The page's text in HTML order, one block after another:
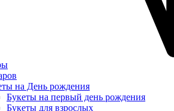
на День рождения
Букеты на первый день рождения
Букеты для взрослых